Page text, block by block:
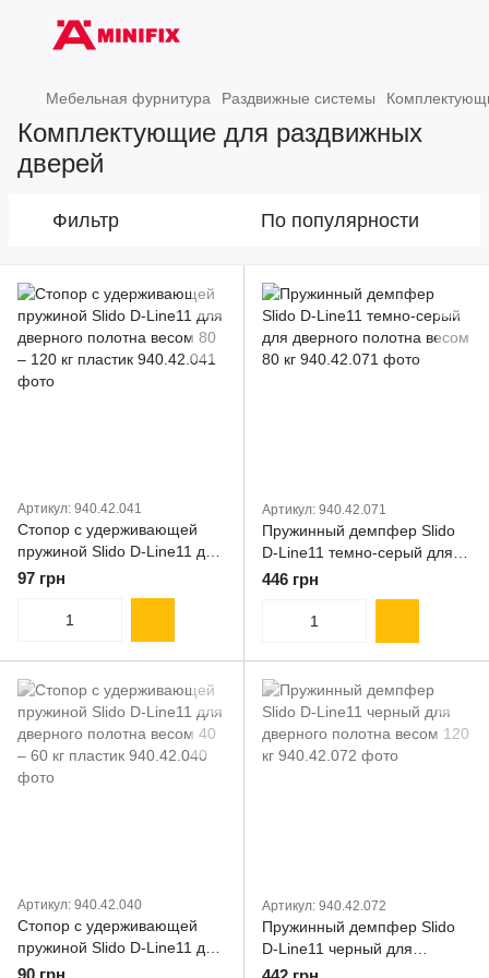
Мебельная фурнитура Раздвижные системы
Комплектующие для раздвижных
дверей
Фильтр По популярности
Артикул: 940.42.041
Стопор с удерживающей
пружиной Slido D-Line11 для
дверного полотна весом 80
– 120 кг пластик
97 грн
Артикул: 940.42.071
Пружинный демпфер Slido
D-Line11 темно-серый для
дверного полотна весом 80
446 грн
Артикул: 940.42.040
Стопор с удерживающей
пружиной Slido D-Line11 для
дверного полотна весом 40
90 грн
Артикул: 940.42.072
Пружинный демпфер Slido
D-Line11 черный для
дверного полотна весом 120